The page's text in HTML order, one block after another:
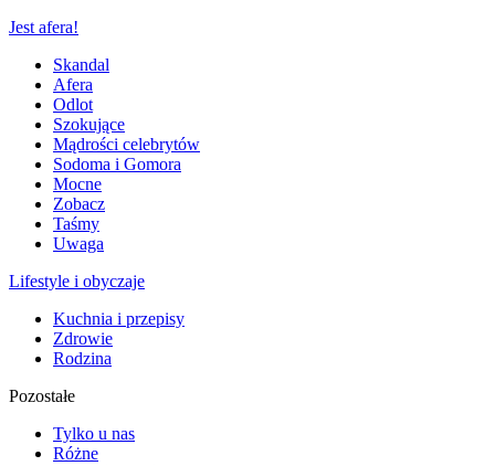
Jest afera!
Skandal
Afera
Odlot
Szokujące
Mądrości celebrytów
Sodoma i Gomora
Mocne
Zobacz
Taśmy
Uwaga
Lifestyle i obyczaje
Kuchnia i przepisy
Zdrowie
Rodzina
Pozostałe
Tylko u nas
Różne